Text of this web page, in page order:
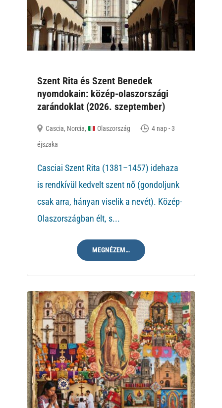
Szent Rita és Szent Benedek
nyomdokain: közép-olaszországi
zarándoklat (2026. szeptember)
Cascia, Norcia, Olaszország
4 nap - 3
éjszaka
Casciai Szent Rita (1381–1457) idehaza
is rendkívül kedvelt szent nő (gondoljunk
csak arra, hányan viselik a nevét). Közép-
Olaszországban élt, s...
MEGNÉZEM…